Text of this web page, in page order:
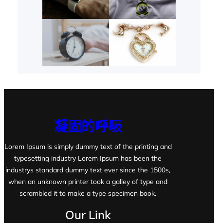
凝固的呼吸
Lorem Ipsum is simply dummy text of the printing and
typesetting industry Lorem Ipsum has been the
industrys standard dummy text ever since the 1500s,
when an unknown printer took a galley of type and
scrambled it to make a type specimen book.
Our Link